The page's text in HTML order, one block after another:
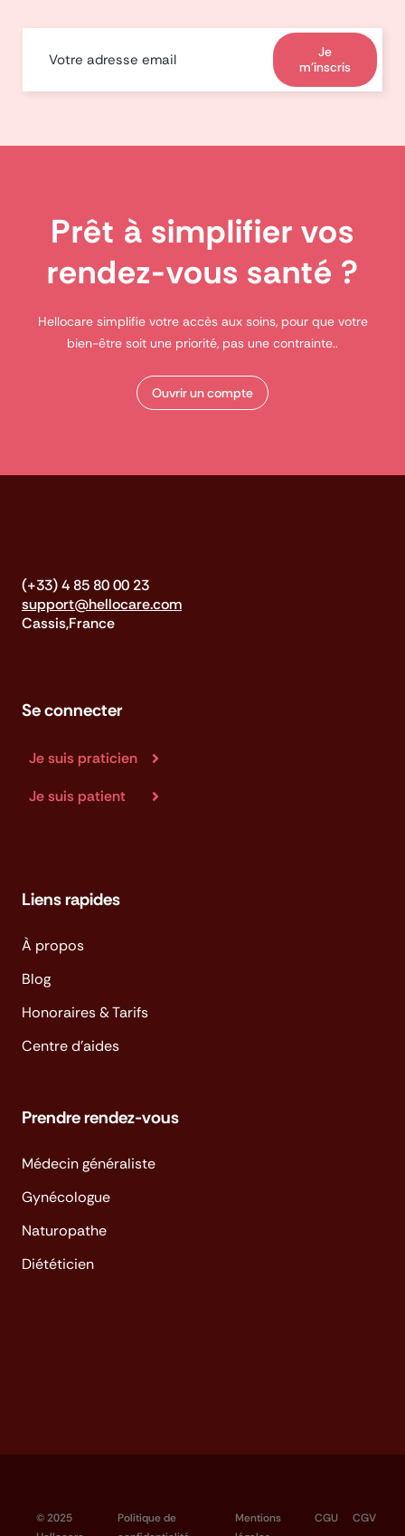
Je
m'inscris
Prêt à simplifier vos
rendez-vous santé ?
Hellocare simplifie votre accès aux soins, pour que votre
bien-être soit une priorité, pas une contrainte..
Ouvrir un compte
(+33) 4 85 80 00 23
support@hellocare.com
Cassis,France
Se connecter
Je suis praticien
Je suis patient
Liens rapides
À propos
Blog
Honoraires & Tarifs
Centre d'aides
Prendre rendez-vous
Médecin généraliste
Gynécologue
Naturopathe
Diététicien
© 2025
Politique de
Mentions
CGU CGV